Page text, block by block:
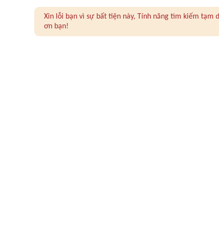
Xin lỗi bạn vì sự bất tiện này, Tính năng tìm kiếm
ơn bạn!